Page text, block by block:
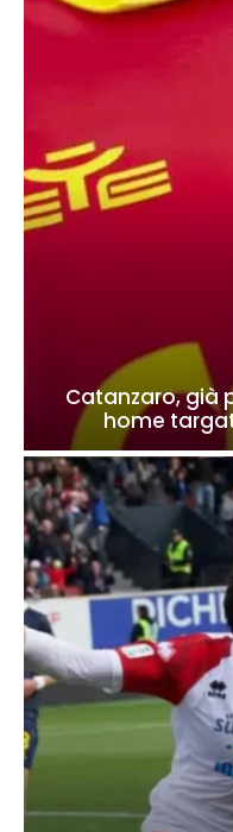
Catanzaro, già
home